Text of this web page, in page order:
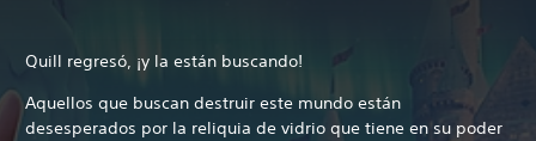
Quill regresó, ¡y la están buscando!
Aquellos que buscan destruir este mundo están
desesperados por la reliquia de vidrio que tiene en su poder